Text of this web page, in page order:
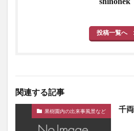
投稿一覧へ
関連する記事
果樹園内の出来事風景など 千